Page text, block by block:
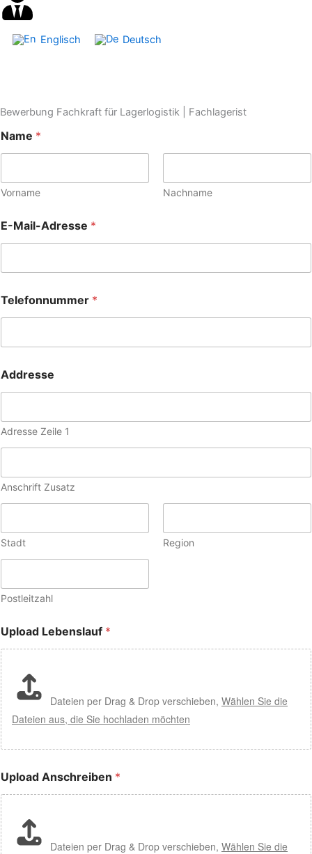
Englisch Deutsch
Bewerbung Fachkraft für Lagerlogistik | Fachlagerist
Name *
Vorname Nachname
E-Mail-Adresse *
Telefonnummer *
Addresse
Adresse Zeile 1
Anschrift Zusatz
Stadt Region
Postleitzahl
Upload Lebenslauf *
Dateien per Drag & Drop verschieben, Wählen Sie die
Dateien aus, die Sie hochladen möchten
Upload Anschreiben *
Dateien per Drag & Drop verschieben, Wählen Sie die